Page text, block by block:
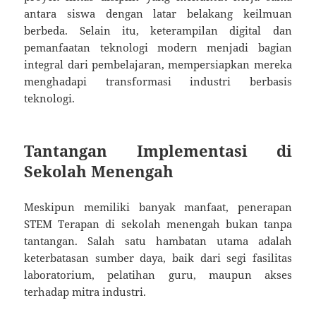
antara siswa dengan latar belakang keilmuan
berbeda. Selain itu, keterampilan digital dan
pemanfaatan teknologi modern menjadi bagian
integral dari pembelajaran, mempersiapkan mereka
menghadapi transformasi industri berbasis
teknologi.
Tantangan Implementasi di
Sekolah Menengah
Meskipun memiliki banyak manfaat, penerapan
STEM Terapan di sekolah menengah bukan tanpa
tantangan. Salah satu hambatan utama adalah
keterbatasan sumber daya, baik dari segi fasilitas
laboratorium, pelatihan guru, maupun akses
terhadap mitra industri.